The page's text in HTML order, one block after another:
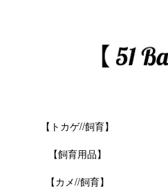
【トカゲ//飼育】
【飼育用品】
【カメ//飼育】